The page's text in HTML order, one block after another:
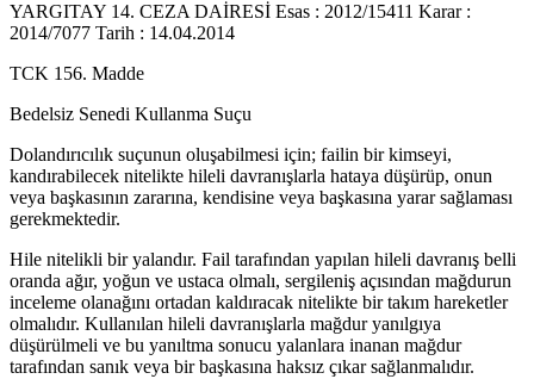
YARGITAY 14. CEZA DAİRESİ Esas : 2012/15411 Karar :
2014/7077 Tarih : 14.04.2014
TCK 156. Madde
Bedelsiz Senedi Kullanma Suçu
Dolandırıcılık suçunun oluşabilmesi için; failin bir kimseyi,
kandırabilecek nitelikte hileli davranışlarla hataya düşürüp, onun
veya başkasının zararına, kendisine veya başkasına yarar sağlaması
gerekmektedir.
Hile nitelikli bir yalandır. Fail tarafından yapılan hileli davranış belli
oranda ağır, yoğun ve ustaca olmalı, sergileniş açısından mağdurun
inceleme olanağını ortadan kaldıracak nitelikte bir takım hareketler
olmalıdır. Kullanılan hileli davranışlarla mağdur yanılgıya
düşürülmeli ve bu yanıltma sonucu yalanlara inanan mağdur
tarafından sanık veya bir başkasına haksız çıkar sağlanmalıdır.